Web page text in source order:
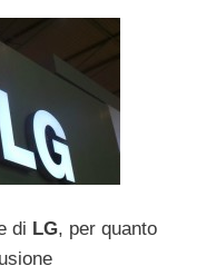
di LG, per quanto